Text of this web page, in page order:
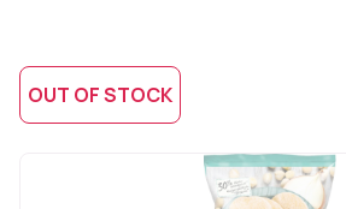
OUT OF STOCK